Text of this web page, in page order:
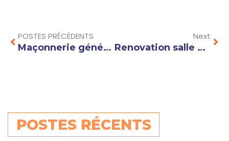
POSTES PRÉCÉDENTS
Maçonnerie générale : techniques et conseils pour des fondations solides
Next
Renovation salle de bain Annecy : créez une pièce moderne et fonctionnelle pour un confort optimal
POSTES RÉCENTS